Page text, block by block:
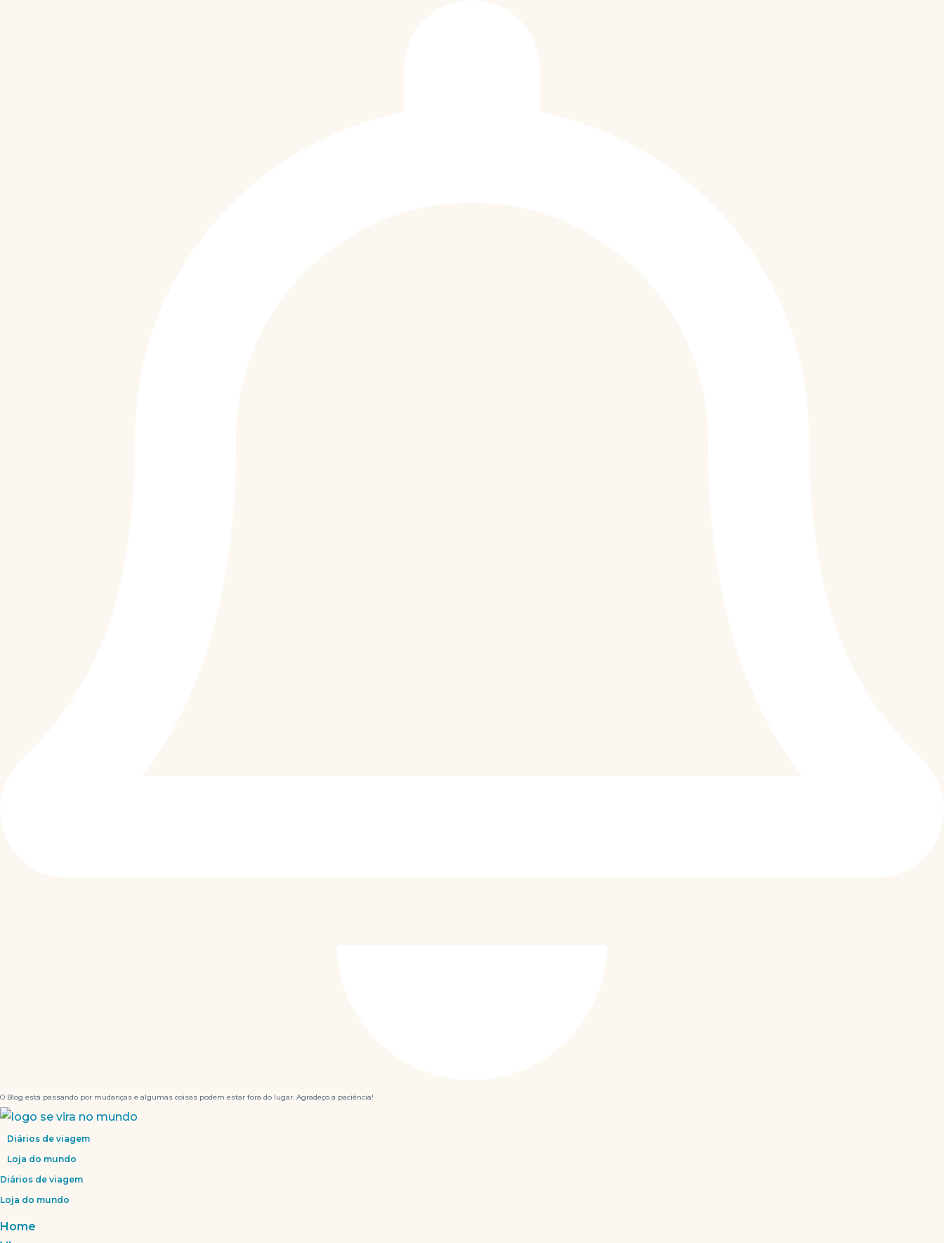
O Blog está passando por mudanças e algumas coisas podem estar fora do lugar. Agradeço a paciência!
Diários de viagem
Loja do mundo
Diários de viagem
Loja do mundo
Home